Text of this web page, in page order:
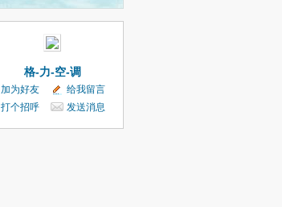
格-力-空-调
加为好友
给我留言
打个招呼
发送消息